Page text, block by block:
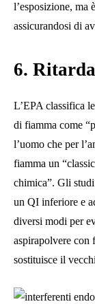
l’esposizione, ma
assicurandosi di
6.
L’EPA classifica
di fiamma come
l’uomo che per
fiamma un
chimica”. Gli
un QI inferiore e
diversi modi per
aspirapolvere con
sostituisce il